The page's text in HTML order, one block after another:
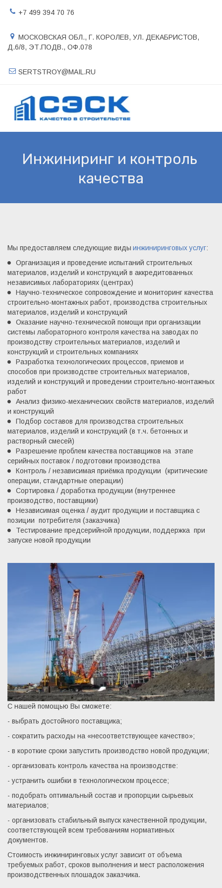
+7 499 394 70 76
МОСКОВСКАЯ ОБЛ., Г. КОРОЛЕВ, УЛ. ДЕКАБРИСТОВ,
Д.6/8, ЭТ.ПОДВ., ОФ.078
SERTSTROY@MAIL.RU
Инжиниринг и контроль
качества
Мы предоставляем следующие видыинжиниринговых услуг:
Организация и проведение испытаний строительных
материалов, изделий и конструкций в аккредитованных
независимых лабораториях (центрах)
Научно-техническое сопровождение и мониторинг качества
строительно-монтажных работ, производства строительных
материалов, изделий и конструкций
Оказание научно-технической помощи при организации
системы лабораторного контроля качества на заводах по
производству строительных материалов, изделий и
конструкций и строительных компаниях
Разработка технологических процессов, приемов и
способов при производстве строительных материалов,
изделий и конструкций и проведении строительно-монтажных
работ
Анализ физико-механических свойств материалов, изделий
и конструкций
Подбор составов для производства строительных
материалов, изделий и конструкций (в т.ч. бетонных и
растворный смесей)
Разрешение проблем качества поставщиков на  этапе
серийных поставок / подготовки производства
Контроль / независимая приёмка продукции  (критические
операции, стандартные операции)
Сортировка / доработка продукции (внутреннее
производство, поставщики)
Независимая оценка / аудит продукции и поставщика с
позиции  потребителя (заказчика)
Тестирование предсерийной продукции, поддержка  при
запуске новой продукции
С нашей помощью Вы сможете:
- выбрать достойного поставщика;
- сократить расходы на «несоответствующее качество»;
- в короткие сроки запустить производство новой продукции;
- организовать контроль качества на производстве:
- устранить ошибки в технологическом процессе;
- подобрать оптимальный состав и пропорции сырьевых
материалов;
- организовать стабильный выпуск качественной продукции,
соответствующей всем требованиям нормативных
документов.
Стоимость инжиниринговых услуг зависит от объема
требуемых работ, сроков выполнения и мест расположения
производственных плошадок заказчика.